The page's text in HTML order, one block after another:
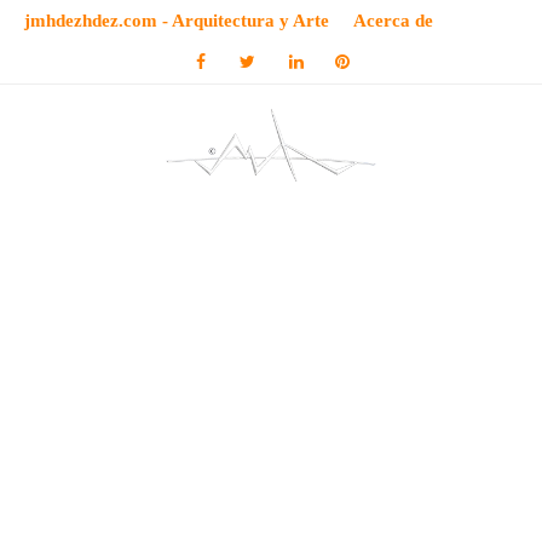
jmhdezhdez.com - Arquitectura y Arte Acerca de